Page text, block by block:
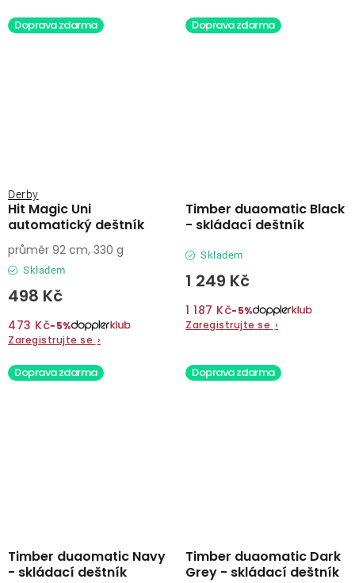
Doprava zdarma
Hit Magic Uni
automatický deštník
Derby
Skladem
498 Kč
473 Kč−5%
Zaregistrujte se ›
průměr 92 cm, 330 g
Doprava zdarma
Timber duaomatic Black
- skládací deštník
Skladem
1 249 Kč
1 187 Kč−5%
Zaregistrujte se ›
Doprava zdarma
Timber duaomatic Navy
- skládací deštník
Doprava zdarma
Timber duaomatic Dark
Grey - skládací deštník